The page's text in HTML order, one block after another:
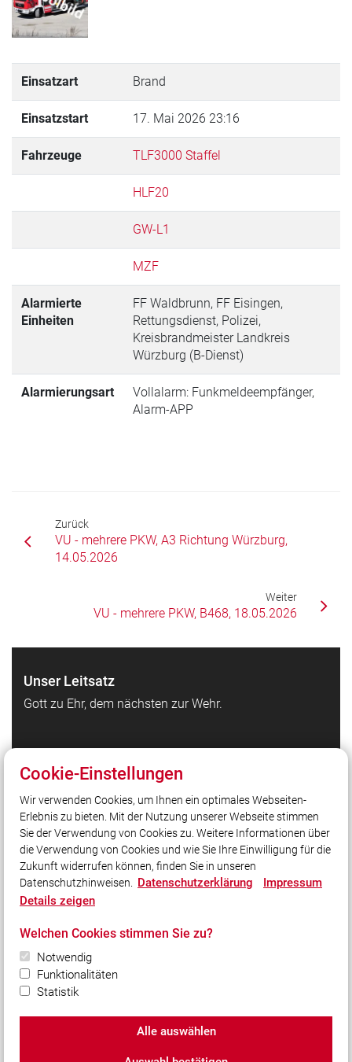
Einsatzart Brand
Einsatzstart 17. Mai 2026 23:16
Fahrzeuge TLF3000 Staffel
HLF20
GW-L1
MZF
Alarmierte
Einheiten
FF Waldbrunn, FF Eisingen,
Rettungsdienst, Polizei,
Kreisbrandmeister Landkreis
Würzburg (B-Dienst)
Alarmierungsart
Vollalarm: Funkmeldeempfänger,
Alarm-APP
Zurück
VU - mehrere PKW, A3 Richtung Würzburg,
14.05.2026
Weiter
VU - mehrere PKW, B468, 18.05.2026
Unser Leitsatz
Gott zu Ehr, dem nächsten zur Wehr.
Feuerwehr Waldbrunn auf Facebook
Feuerwehr Waldbrunn auf Instagram
Kreisfeuerwehrverband Würzburg
Homepage Gemeinde Waldbrunn
Social Media
Bleiben Sie mit uns in Kontakt und vernetzen Sie sich
mit uns!
© 2026 Freiwillige Feuerwehr Waldbrunn e.V.
Cookie-Einstellungen
Wir verwenden Cookies, um Ihnen ein optimales Webseiten-
Erlebnis zu bieten. Mit der Nutzung unserer Webseite stimmen
Sie der Verwendung von Cookies zu. Weitere Informationen über
die Verwendung von Cookies und wie Sie Ihre Einwilligung für die
Zukunft widerrufen können, finden Sie in unseren
Datenschutzhinweisen. Datenschutzerklärung
Impressum
Details zeigen
Welchen Cookies stimmen Sie zu?
Notwendig
Funktionalitäten
Statistik
Alle auswählen